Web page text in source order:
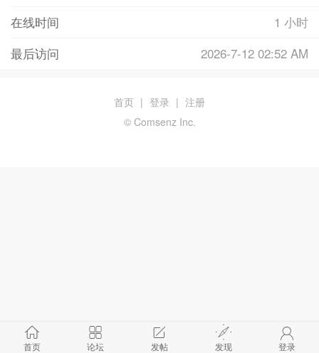
在线时间
1 小时
最后访问
2026-7-12 02:52 AM
首页 论坛 发帖 发现 登录
首页 | 登录 | 注册
© Comsenz Inc.